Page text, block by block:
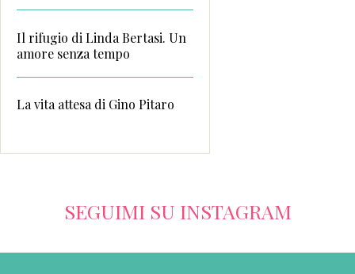
Il rifugio di Linda Bertasi. Un
amore senza tempo
La vita attesa di Gino Pitaro
SEGUIMI SU INSTAGRAM